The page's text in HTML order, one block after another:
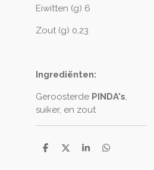
Eiwitten (g) 6
Zout (g) 0,23
Ingrediënten:
Geroosterde PINDA's,
suiker, en zout
D
D
S
D